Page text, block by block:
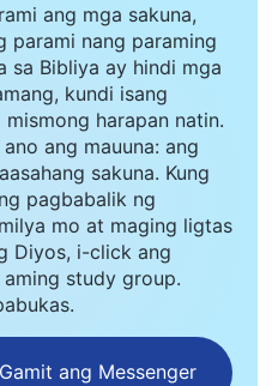
ang mga sakuna,
parami nang paraming
sa Bibliya ay hindi mga
kundi isang
harapan natin.
ang mauuna: ang
sakuna. Kung
pagbabalik ng
mo at maging ligtas
Diyos, i-click ang
study group.
ang Messenger